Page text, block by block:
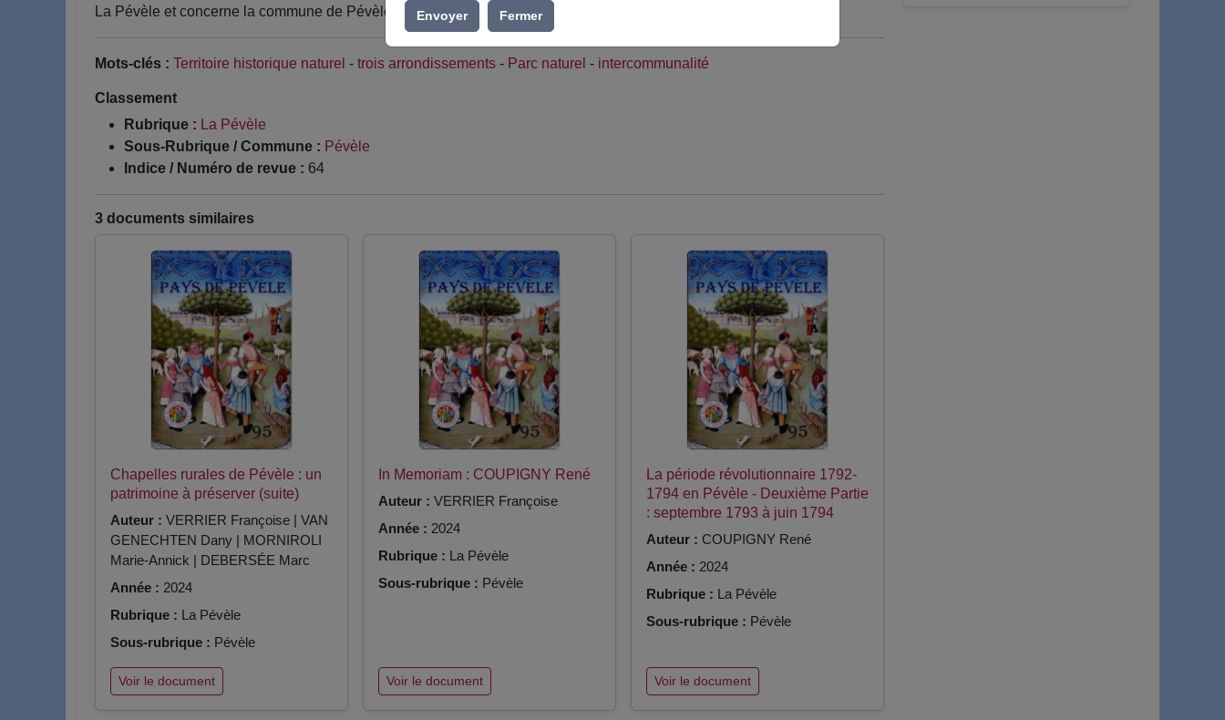
La Pévèle et concerne la commune de Pévèle.
Mots-clés : Territoire historique naturel - trois arrondissements - Parc naturel - intercommunalité
Classement
Rubrique : La Pévèle
Sous-Rubrique / Commune : Pévèle
Indice / Numéro de revue : 64
3 documents similaires
Chapelles rurales de Pévèle : un
patrimoine à préserver (suite)
Auteur : VERRIER Françoise | VAN
GENECHTEN Dany | MORNIROLI
Marie-Annick | DEBERSÉE Marc
Année : 2024
Rubrique : La Pévèle
Sous-rubrique : Pévèle
Voir le document
In Memoriam : COUPIGNY René
Auteur : VERRIER Françoise
Année : 2024
Rubrique : La Pévèle
Sous-rubrique : Pévèle
Voir le document
La période révolutionnaire 1792-
1794 en Pévèle - Deuxième Partie
: septembre 1793 à juin 1794
Auteur : COUPIGNY René
Année : 2024
Rubrique : La Pévèle
Sous-rubrique : Pévèle
Voir le document
Envoyer Fermer